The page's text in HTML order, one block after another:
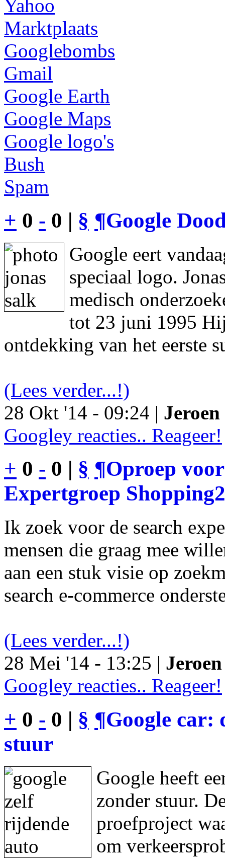
Yahoo
Marktplaats
Googlebombs
Gmail
Google Earth
Google Maps
Google logo's
Bush
Spam
+ 0 - 0 | § ¶Google
Google eert
speciaal logo.
medisch
tot 23 juni 1995
ontdekking van het eerste
(Lees verder...!)
28 Okt '14 - 09:24 |
Googley reacties.. Reageer!
+ 0 - 0 | § ¶Oproep
Expertgroep
Ik zoek voor de search
mensen die graag mee
aan een stuk visie op
search e-commerce
(Lees verder...!)
28 Mei '14 - 13:25 |
Googley reacties.. Reageer!
+ 0 - 0 | § ¶Google car:
stuur
Google heeft
zonder stuur.
proefproject
om